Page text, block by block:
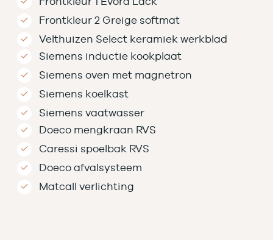
Frontkleur 2 Greige softmat
Velthuizen Select keramiek werkblad
Siemens inductie kookplaat
Siemens oven met magnetron
Siemens koelkast
Siemens vaatwasser
Doeco mengkraan RVS
Caressi spoelbak RVS
Doeco afvalsysteem
Matcall verlichting